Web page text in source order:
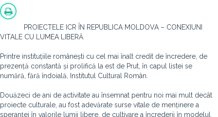
PROIECTELE ICR ÎN REPUBLICA MOLDOVA – CONEXIUNI
VITALE CU LUMEA LIBERĂ
Printre instituțiile românești cu cel mai înalt credit de încredere, de
prezență constantă și prolifică la est de Prut, în capul listei se
numără, fără îndoială, Institutul Cultural Român.
Douăzeci de ani de activitate au însemnat pentru noi mai mult decât
proiecte culturale, au fost adevărate surse vitale de menținere a
speranței în valorile lumii libere, de cultivare a încrederii în modelul